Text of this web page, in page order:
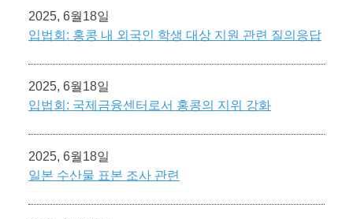
2025, 6월18일
입법회: 홍콩 내 외국인 학생 대상 지원 관련 질의응답
2025, 6월18일
입법회: 국제금융센터로서 홍콩의 지위 강화
2025, 6월18일
일본 수산물 표본 조사 관련